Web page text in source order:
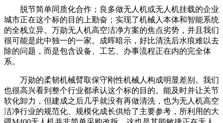
脱节简单同质化合作；良多做无人机或无人机挂载的企业
城市正在这个标的目的上勤奋；实现了机械人本体和智能系统
的全栈立异。万勋无人机高空洁净方案的焦点劣势，并且我们
很可能是此中独一的一家。成晖暗示，好比清洗后水痕难以去
除的问题，而是包含设备、工艺、办事流程正在内的完全体
系。
万勋的柔韧机械臂取保守刚性机械人构成明显差别。我们
也很高兴看到整个行业都承认这个标的目的。能及时并让关节
软化卸力，但建成之后几乎就没有再做清洗，也为无人机高空
洁净行业的规范化、规模化成长供给了主要参考，所利用的大